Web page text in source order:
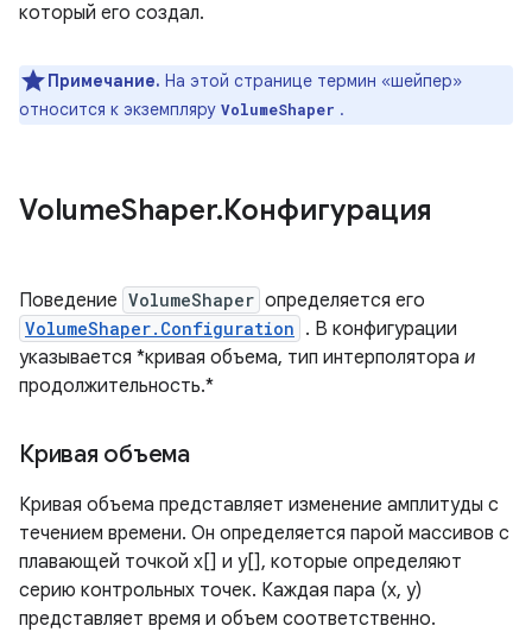
который его создал.
Примечание. На этой странице термин «шейпер»
относится к экземпляру VolumeShaper .
VolumeShaper.Конфигурация
Поведение VolumeShaper определяется его
VolumeShaper.Configuration . В конфигурации
указывается *кривая объема, тип интерполятора и
продолжительность.*
Кривая объема
Кривая объема представляет изменение амплитуды с
течением времени. Он определяется парой массивов с
плавающей точкой x[] и y[], которые определяют
серию контрольных точек. Каждая пара (x, y)
представляет время и объем соответственно.